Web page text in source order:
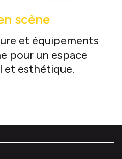
scène
et équipements
pour un espace
esthétique.